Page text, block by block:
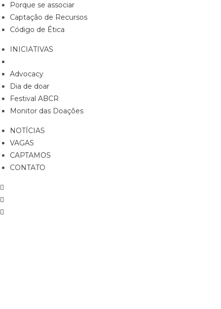
Porque se associar
Captação de Recursos
Código de Ética
INICIATIVAS
Advocacy
Dia de doar
Festival ABCR
Monitor das Doações
NOTÍCIAS
VAGAS
CAPTAMOS
CONTATO